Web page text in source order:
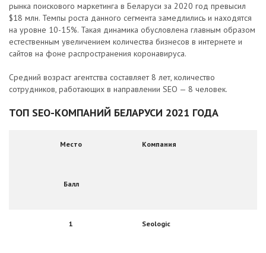
рынка поискового маркетинга в Беларуси за 2020 год превысил
$18 млн. Темпы роста данного сегмента замедлились и находятся
на уровне 10-15%. Такая динамика обусловлена главным образом
естественным увеличением количества бизнесов в интернете и
сайтов на фоне распространения коронавируса.
Средний возраст агентства составляет 8 лет, количество
сотрудников, работающих в направлении SEO — 8 человек.
ТОП SEO-КОМПАНИЙ БЕЛАРУСИ 2021 ГОДА
Место Компания
Балл
1 Seologic